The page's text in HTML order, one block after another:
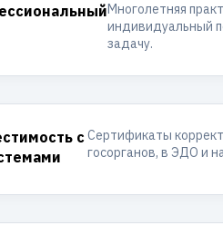
Многолетняя
индивидуальный
задачу.
сСертификаты
госорганов, в ЭДО и